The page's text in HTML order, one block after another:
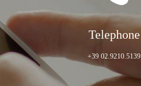
Telephone
+39 02.9210.5139